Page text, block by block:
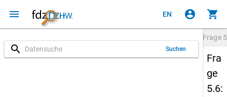
menu EN account_circle shopping_cart
search Suchen
Frage
Fra
ge
5.6: